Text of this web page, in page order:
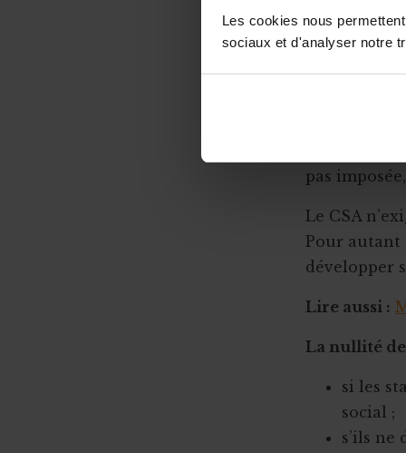
Les cookies nous
sociaux et d'analyser notre
clairement
Seules les
compte. Il
pas
Le CSA
Pour autant
développer
Lire aussi :
La nullité
si les
social ;
s’ils